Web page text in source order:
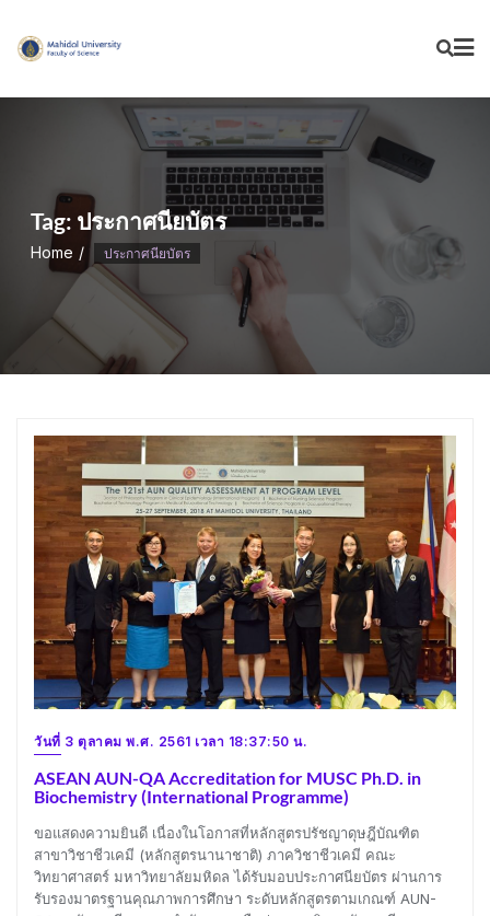
content
Tag: ประกาศนียบัตร
Home ประกาศนียบัตร
วันที่ 3 ตุลาคม พ.ศ. 2561 เวลา 18:37:50 น.
ASEAN AUN-QA Accreditation for MUSC Ph.D. in
Biochemistry (International Programme)
ขอแสดงความยินดี เนื่องในโอกาสที่หลักสูตรปรัชญาดุษฎีบัณฑิต
สาขาวิชาชีวเคมี (หลักสูตรนานาชาติ) ภาควิชาชีวเคมี คณะ
วิทยาศาสตร์ มหาวิทยาลัยมหิดล ได้รับมอบประกาศนียบัตร ผ่านการ
รับรองมาตรฐานคุณภาพการศึกษา ระดับหลักสูตรตามเกณฑ์ AUN-